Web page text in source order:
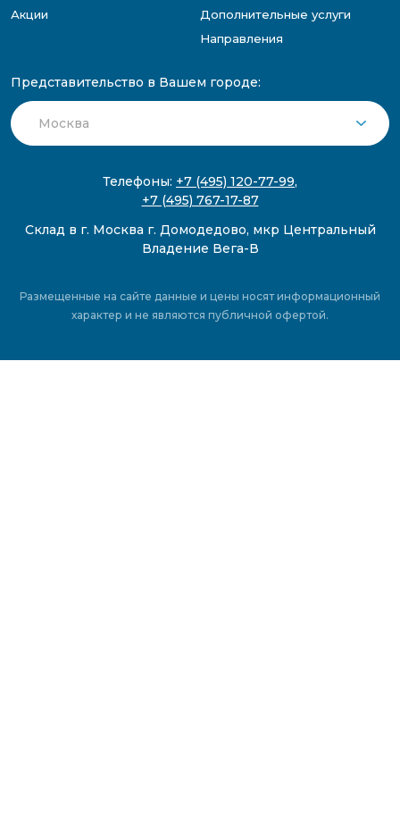
Акции
Дополнительные услуги
Направления
Представительство в Вашем городе:
Телефоны: +7 (495) 120-77-99,
+7 (495) 767-17-87
Склад в г. Москва г. Домодедово, мкр Центральный
Владение Вега-В
Размещенные на сайте данные и цены носят информационный
характер и не являются публичной офертой.